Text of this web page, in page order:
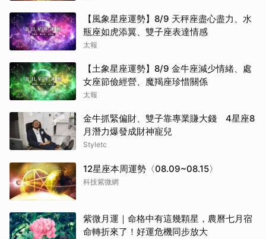
【風象星座運勢】8/9 天秤座盡心盡力、水
瓶座如虎添翼、雙子座表達情感
太報
【土象星座運勢】8/9 金牛座減少情緒、處
女座節儉經營、魔羯座珍惜關係
太報
金牛抓緊偏財、雙子靠專業賺大錢 4星座8
月潛力爆發成財神寵兒
Styletc
12星座本周運勢〈08.09~08.15〉
科技紫微網
紫微月運｜命格中有這幾顆星，農曆七月宿
命轉折來了！好運危機同步放大